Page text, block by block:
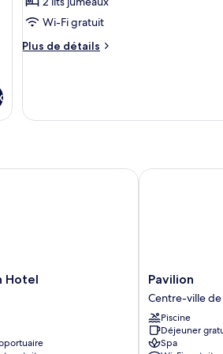
chambre :
supérieure
jumeaux,
la
Wi-Fi gratuit
Plus de détails
Plus
supérieure
vue
Hotel
Pavilion
Centre-
ville
de
Phnom
Penh
Pavilion
Centre-ville de
Piscine
Déjeuner
Spa
Pavilion